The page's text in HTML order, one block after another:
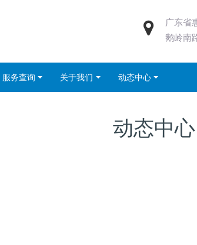
广东省
鹅岭南
服务查询 关于我们 动态中心
动态中心